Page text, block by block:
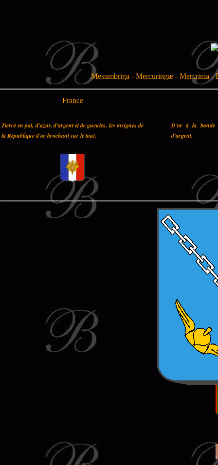
Mesumbriga - Mercuringæ - Mercrinia -
France
Tiercé en pal, d'azur, d'argent et de gueules, les insignes de
la République d'or brochant sur le tout.
D'or à la bande
d'argent.